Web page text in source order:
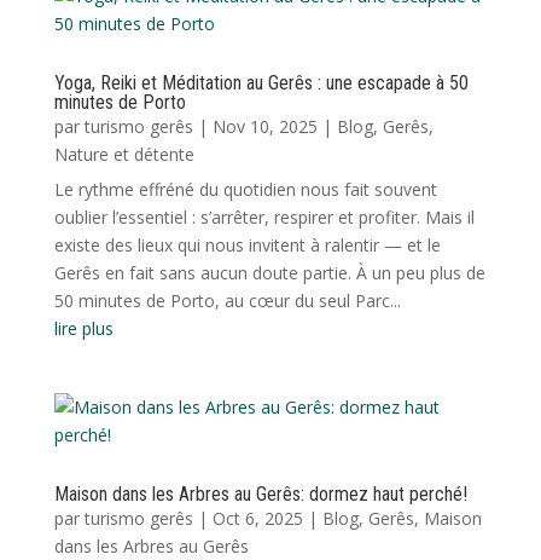
Yoga, Reiki et Méditation au Gerês : une escapade à 50
minutes de Porto
parturismo gerês | Nov 10, 2025 | Blog, Gerês,
Nature et détente
Le rythme effréné du quotidien nous fait souvent
oublier l’essentiel : s’arrêter, respirer et profiter. Mais il
existe des lieux qui nous invitent à ralentir — et le
Gerês en fait sans aucun doute partie. À un peu plus de
50 minutes de Porto, au cœur du seul Parc...
lire plus
Maison dans les Arbres au Gerês: dormez haut perché!
parturismo gerês | Oct 6, 2025 | Blog, Gerês, Maison
dans les Arbres au Gerês